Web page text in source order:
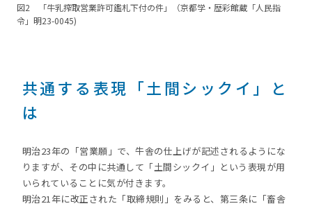
図2 「牛乳搾取営業許可鑑札下付の件」（京都学・歴彩館蔵「人民指
令」明23-0045)
共通する表現「土間シックイ」と
は
明治23年の「営業願」で、牛舎の仕上げが記述されるようにな
りますが、その中に共通して「土間シックイ」という表現が用
いられていることに気が付きます。
明治21年に改正された「取締規則」をみると、第三条に「畜舎